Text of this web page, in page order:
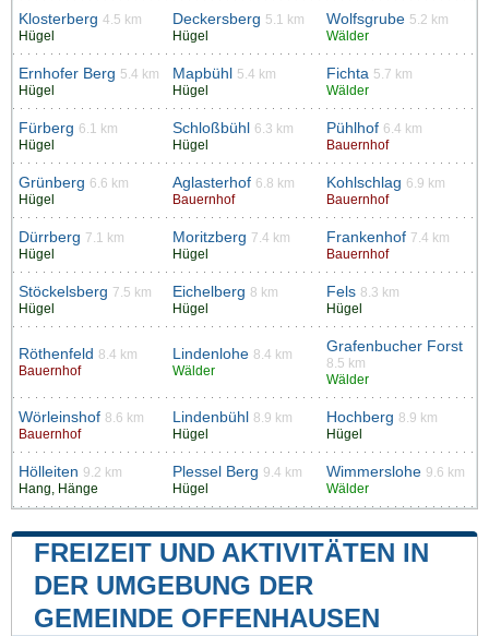
Klosterberg 4.5 km
Hügel
Deckersberg 5.1 km
Hügel
Wolfsgrube 5.2 km
Wälder
Ernhofer Berg 5.4 km
Hügel
Mapbühl 5.4 km
Hügel
Fichta 5.7 km
Wälder
Fürberg 6.1 km
Hügel
Schloßbühl 6.3 km
Hügel
Pühlhof 6.4 km
Bauernhof
Grünberg 6.6 km
Hügel
Aglasterhof 6.8 km
Bauernhof
Kohlschlag 6.9 km
Bauernhof
Dürrberg 7.1 km
Hügel
Moritzberg 7.4 km
Hügel
Frankenhof 7.4 km
Bauernhof
Stöckelsberg 7.5 km
Hügel
Eichelberg 8 km
Hügel
Fels 8.3 km
Hügel
Röthenfeld 8.4 km
Bauernhof
Lindenlohe 8.4 km
Wälder
Grafenbucher Forst
8.5 km
Wälder
Wörleinshof 8.6 km
Bauernhof
Lindenbühl 8.9 km
Hügel
Hochberg 8.9 km
Hügel
Hölleiten 9.2 km
Hang, Hänge
Plessel Berg 9.4 km
Hügel
Wimmerslohe 9.6 km
Wälder
FREIZEIT UND AKTIVITÄTEN IN
DER UMGEBUNG DER
GEMEINDE OFFENHAUSEN